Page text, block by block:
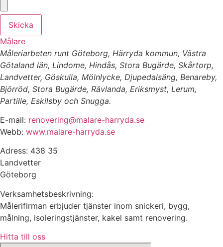
Skicka
Målare
Måleriarbeten runt Göteborg, Härryda kommun, Västra
Götaland län, Lindome, Hindås, Stora Bugärde, Skårtorp,
Landvetter, Göskulla, Mölnlycke, Djupedalsäng, Benareby,
Björröd, Stora Bugärde, Rävlanda, Eriksmyst, Lerum,
Partille, Eskilsby och Snugga.
E-mail: renovering@malare-harryda.se
Webb: www.malare-harryda.se
Adress: 438 35
Landvetter
Göteborg
Verksamhetsbeskrivning:
Målerifirman erbjuder tjänster inom snickeri, bygg,
målning, isoleringstjänster, kakel samt renovering.
Hitta till oss